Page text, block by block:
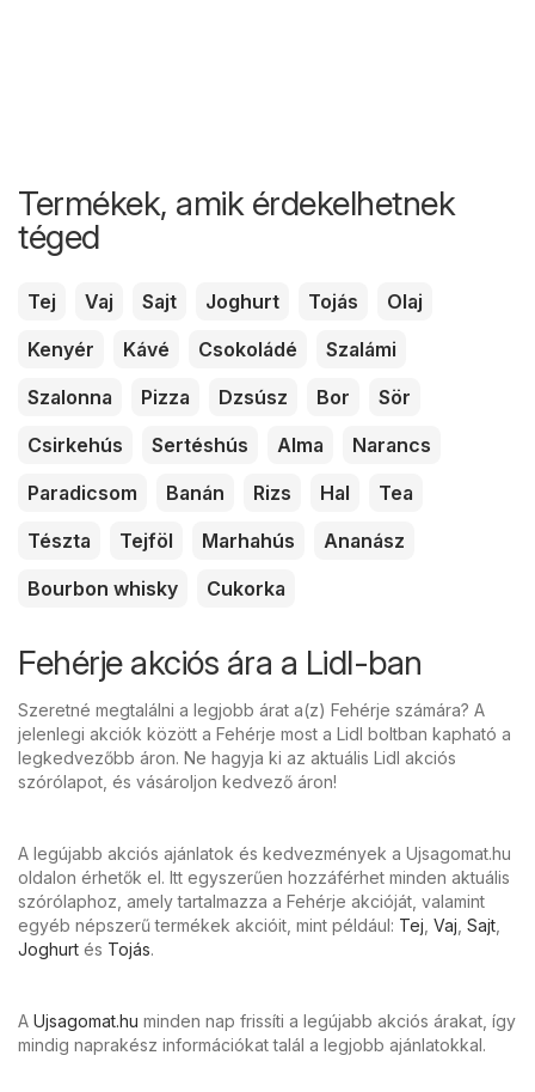
Termékek, amik érdekelhetnek
téged
Tej Vaj Sajt Joghurt Tojás
Olaj
Kenyér
Kávé Csokoládé
Szalámi
Szalonna
Pizza Dzsúsz Bor
Sör
Csirkehús
Sertéshús Alma
Narancs
Paradicsom
Banán Rizs Hal
Tea
Tészta
Tejföl Marhahús
Ananász
Bourbon whisky
Cukorka
Fehérje akciós ára a Lidl-ban
Szeretné megtalálni a legjobb árat a(z) Fehérje számára? A
jelenlegi akciók között a Fehérje most a Lidl boltban kapható a
legkedvezőbb áron. Ne hagyja ki az aktuális Lidl akciós
szórólapot, és vásároljon kedvező áron!
A legújabb akciós ajánlatok és kedvezmények a Ujsagomat.hu
oldalon érhetők el. Itt egyszerűen hozzáférhet minden aktuális
szórólaphoz, amely tartalmazza a Fehérje akcióját, valamint
egyéb népszerű termékek akcióit, mint például: Tej Vaj Sajt
Joghurt és Tojás.
A Ujsagomat.hu minden nap frissíti a legújabb akciós árakat, így
mindig naprakész információkat talál a legjobb ajánlatokkal.